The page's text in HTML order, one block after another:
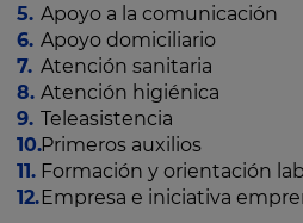
Apoyo a la comunicación
Apoyo domiciliario
Atención sanitaria
Atención higiénica
Teleasistencia
Primeros auxilios
Formación y orientación
Empresa e iniciativa